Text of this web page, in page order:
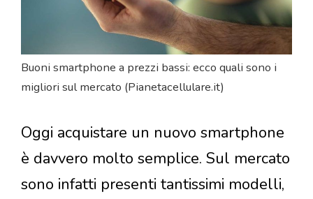
Buoni smartphone a prezzi bassi: ecco quali sono i
migliori sul mercato (Pianetacellulare.it)
Oggi acquistare un nuovo smartphone
è davvero molto semplice. Sul mercato
sono infatti presenti tantissimi modelli,